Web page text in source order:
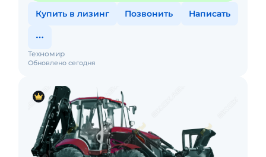
Купить в лизинг Позвонить Написать
Обновлено сегодня
Техномир